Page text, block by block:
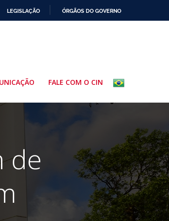
LEGISLAÇÃO ÓRGÃOS DO GOVERNO
FALE COM O CIN
de